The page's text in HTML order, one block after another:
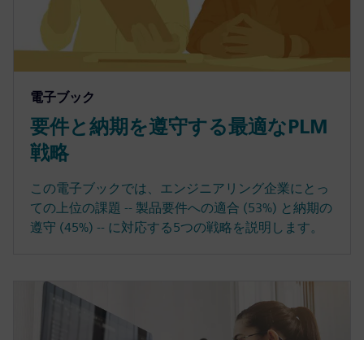
電子ブック
要件と納期を遵守する最適なPLM
戦略
この電子ブックでは、エンジニアリング企業にとっ
ての上位の課題 -- 製品要件への適合 (53%) と納期の
遵守 (45%) -- に対応する5つの戦略を説明します。